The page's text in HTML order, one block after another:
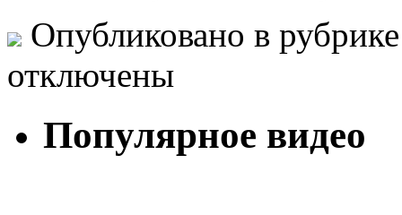
Опубликовано в
отключены
Популярное видео